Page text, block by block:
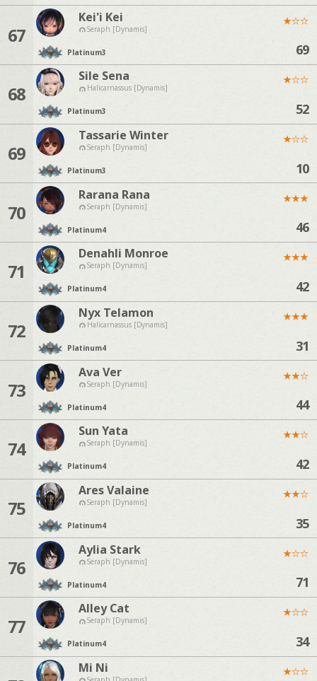
67
Kei'i Kei
Seraph [Dynamis]
Platinum3
★☆☆
69
68
Sile Sena
Halicarnassus [Dynamis]
Platinum3
★☆☆
52
69
Tassarie Winter
Seraph [Dynamis]
Platinum3
★☆☆
10
70
Rarana Rana
Seraph [Dynamis]
Platinum4
★★★
46
71
Denahli Monroe
Seraph [Dynamis]
Platinum4
★★★
42
72
Nyx Telamon
Halicarnassus [Dynamis]
Platinum4
★★★
31
73
Ava Ver
Seraph [Dynamis]
Platinum4
★★☆
44
74
Sun Yata
Seraph [Dynamis]
Platinum4
★★☆
42
75
Ares Valaine
Seraph [Dynamis]
Platinum4
★★☆
35
76
Aylia Stark
Seraph [Dynamis]
Platinum4
★☆☆
71
77
Alley Cat
Seraph [Dynamis]
Platinum4
★☆☆
34
Mi Ni ★☆☆